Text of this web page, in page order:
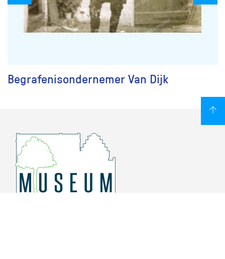
Begrafenisondernemer Van Dijk